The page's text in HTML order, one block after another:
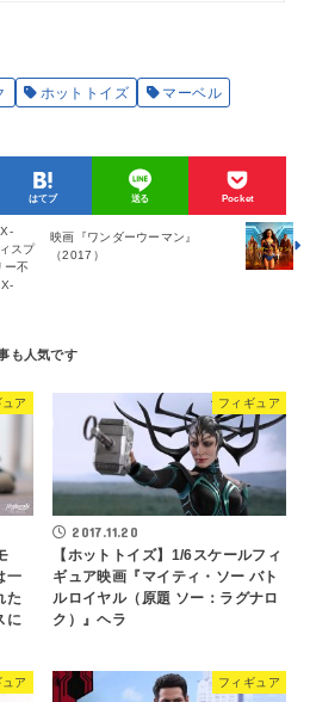
ホットトイズ
マーベル
はてブ 送る Pocket
スプ
ー不
映画『ワンダーウーマン』
（2017）
ア
一
た
に
フィギュア
2017.11.20
【ホットトイズ】1/6スケールフィ
ギュア映画『マイティ・ソー バト
ルロイヤル（原題 ソー：ラグナロ
ク）』ヘラ
ア フィギュア